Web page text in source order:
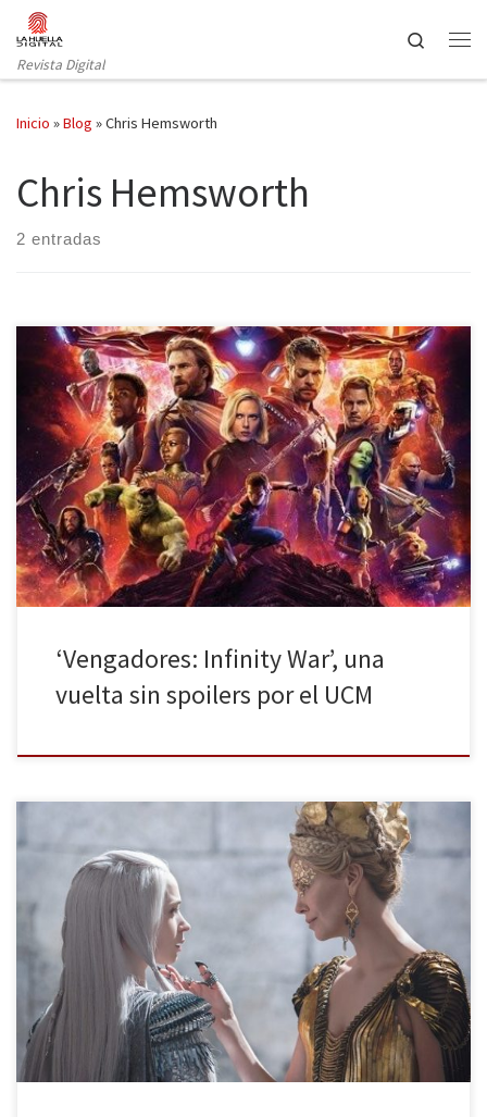
Saltar al contenido
Revista Digital
Search
Inicio »Blog »Chris Hemsworth
Chris Hemsworth
2 entradas
Llegó el día que millones de personas estaban esperando, el 27
de abril se estrenó a nivel mundial Vengadores: Infinity War, la
última superproducción de Marvel hasta la fecha. No solo es la
película más ambiciosa del Universo Cinematográfico Marvel (UCM
a partir de ahora) dicho por los directores Anthony […]
‘Vengadores: Infinity War’, una
vuelta sin spoilers por el UCM
Vendida como una precuela que media hora después se
convierte en secuela, Las crónicas de Blancanieves: El cazador y la
reina del hielo es la continuación de Blancanieves y la leyenda del
cazador (2012). Volvemos a ver en pantalla a Chris Hemsworth (En
el corazón del mar, Thor) y Charlize […]